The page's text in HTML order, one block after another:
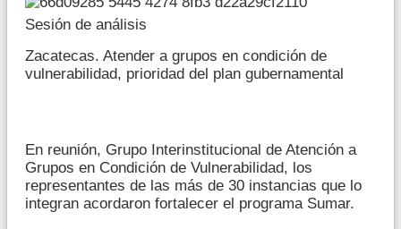
Sesión de análisis
Zacatecas. Atender a grupos en condición de
vulnerabilidad, prioridad del plan gubernamental
En reunión, Grupo Interinstitucional de Atención a
Grupos en Condición de Vulnerabilidad, los
representantes de las más de 30 instancias que lo
integran acordaron fortalecer el programa Sumar.